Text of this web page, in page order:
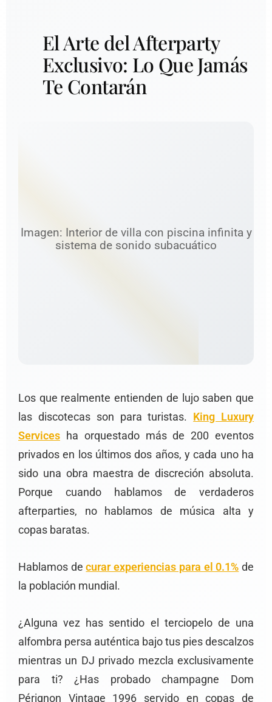
El Arte del Afterparty
Exclusivo: Lo Que Jamás
Te Contarán
Imagen: Interior de villa con piscina infinita y
sistema de sonido subacuático
Los que realmente entienden de lujo saben que
las discotecas son para turistas.
King Luxury
Services ha orquestado más de 200 eventos
privados en los últimos dos años, y cada uno ha
sido una obra maestra de discreción absoluta.
Porque cuando hablamos de verdaderos
afterparties, no hablamos de música alta y
copas baratas.
Hablamos decurar experiencias para el 0.1% de
la población mundial.
¿Alguna vez has sentido el terciopelo de una
alfombra persa auténtica bajo tus pies descalzos
mientras un DJ privado mezcla exclusivamente
para ti? ¿Has probado champagne Dom
Pérignon Vintage 1996 servido en copas de